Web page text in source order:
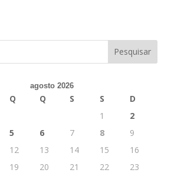
agosto 2026
Q Q S S
D
1
2
5 6 7 8
9
12 13 14 15
16
19 20 21 22
23